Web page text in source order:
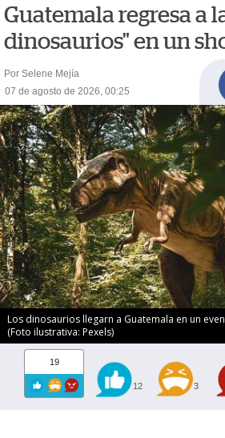
Guatemala regresa a
dinosaurios" en un
Por Selene Mejía
07 de agosto de 2026, 00:25
Los dinosaurios llegarn a Guatemala en un
(Foto ilustrativa: Pexels)
19
12 3